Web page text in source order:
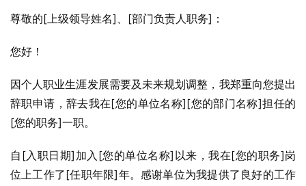
尊敬的[上级领导姓名]、[部门负责人职务]：
您好！
因个人职业生涯发展需要及未来规划调整，我郑重向您提出
辞职申请，辞去我在[您的单位名称][您的部门名称]担任的
[您的职务]一职。
自[入职日期]加入[您的单位名称]以来，我在[您的职务]岗
位上工作了[任职年限]年。感谢单位为我提供了良好的工作